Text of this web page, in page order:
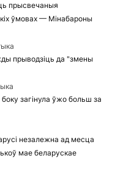
прысвечаныя
ўмовах — Мінабароны
прыводзіць да "змены
загінула ўжо больш за
незалежна ад месца
мае беларускае